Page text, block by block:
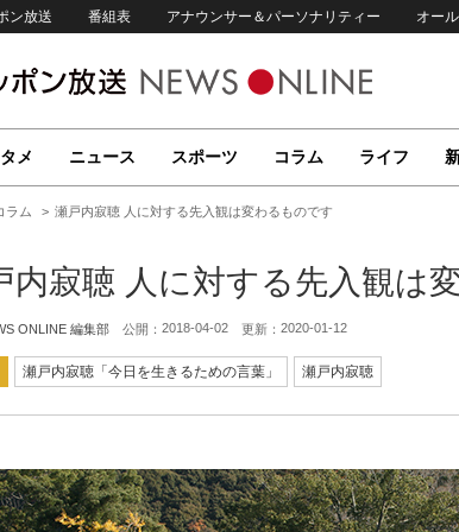
ン放送 番組表 アナウンサー＆パーソナリティー オー
メ ニュース スポーツ コラム ライフ
ラム 瀬戸内寂聴 人に対する先入観は変わるものです
内寂聴 人に対する先入観は
ONLINE 編集部 公開： 2018-04-02 更新： 2020-01-12
瀬戸内寂聴「今日を生きるための言葉」 瀬戸内寂聴